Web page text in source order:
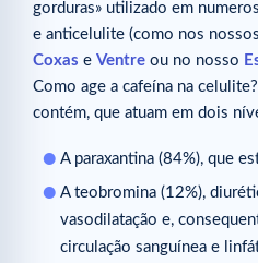
gorduras» utilizado em
e anticelulite (como nos
Coxas e Ventre ou no nosso
Como age a cafeína na
contém, que atuam em dois
A paraxantina (84%), que
A teobromina (12%),
vasodilatação e,
circulação sanguínea e